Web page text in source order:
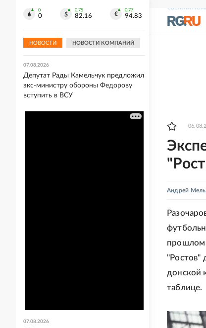
СВЕЖИЙ
Андрей
прошлом
"Ростов"
донской
таблице.
0
0
0.75
82.16
0.77
94.83
НОВОСТИ НОВОСТИ КОМПАНИЙ
07.08.2026
ополченцев Донбасса
07.08.2026
Депутат Рады Камельчук предложил
экс-министру обороны Федорову
вступить в ВСУ
07.08.2026